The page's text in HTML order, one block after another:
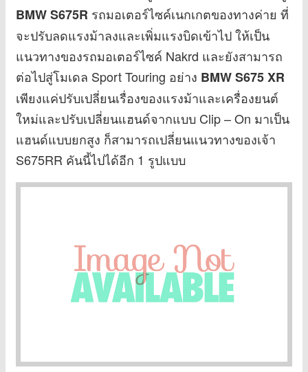
BMW S675R รถมอเตอร์ไซค์เนกเกตของทางค่าย ที่
จะปรับลดแรงม้าลงและเพิ่มแรงบิดเข้าไป ให้เป็น
แนวทางของรถมอเตอร์ไซค์ Nakrd และยังสามารถ
ต่อไปสู่โมเดล Sport Touring อย่าง BMW S675 XR
เพียงแค่ปรับเปลี่ยนเรื่องของแรงม้าและเครื่องยนต์
ใหม่และปรับเปลี่ยนแฮนด์จากแบบ Clip – On มาเป็น
แฮนด์แบบยกสูง ก็สามารถเปลี่ยนแนวทางของเจ้า
S675RR คันนี้ไปได้อีก 1 รูปแบบ